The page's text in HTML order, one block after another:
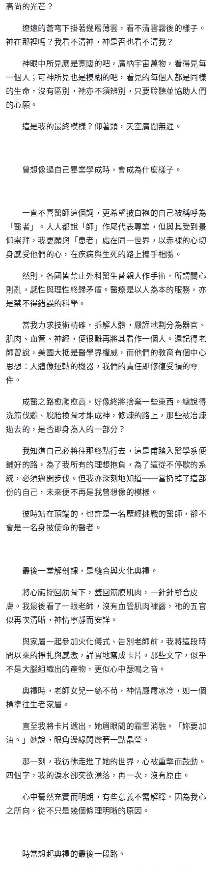
高尚的光芒？
遼遠的蒼穹下掛著幾層薄雲，看不清雲霧後的樣子。
神在那裡嗎？我看不清神，神是否也看不清我？
神眼中所見應是寬闊的吧，廣納宇宙萬物，看得見每
一個人；可神所見也是模糊的吧，看見的每個人都是同樣
的生命，沒有區別，祂亦不須辨別，只要聆聽並協助人們
的心願。
這是我的最終模樣？仰著頭，天空廣闊無涯。
曾想像過自己畢業學成時，會成為什麼樣子。
一直不喜醫師這個詞，更希望披白袍的自己被稱呼為
「醫者」。人人都說「師」作尾代表專業，但與其受到景
仰崇拜，我更願與「患者」處在同一世界，以赤裸的心切
身感受他們的心，在疾病與生死的路上攜手相隨。
然則，各國皆禁止外科醫生替親人作手術，所謂關心
則亂，感性與理性終歸矛盾。醫療是以人為本的服務，亦
是禁不得錯誤的科學。
當我力求技術精確，拆解人體，嚴謹地劃分為器官、
肌肉、血管、神經，便很難再將其看作一個人。還記得老
師曾說，美國大抵是醫學界權威，而他們的教育有個中心
思想：人體像運轉的機器，我們的責任即修復受損的零
件。
成醫之路愈爬愈高，好像終將捨棄一些東西。總說得
洗筋伐髓、脫胎換骨才能成神，修煉的路上，那些被冶煉
逝去的，是否即身為人的一部分？
我知道自己必將往那終點行去，這是甫踏入醫學系便
鋪好的路，為了我所有的理想抱負，為了這從不停歇的系
統，必須邁開步伐。但我亦深刻地知道──當扔掉了這部
份的自己，未來便不再是我曾想像的模樣。
彼時站在頂端的，也許是一名歷經挑戰的醫師，卻不
會是一名身披使命的醫者。
最後一堂解剖課，是縫合與火化典禮。
將心臟擺回肋骨下，蓋回筋膜肌肉，一針針縫合皮
膚。我最後看了一眼老師，沒有血管肌肉裸露，祂的五官
似再次清晰，神情寧靜而安詳。
與家屬一起參加火化儀式、告別老師前，我將這段時
間以來的掙扎與感激，詳實地寫成卡片。那些文字，似乎
不是大腦組織出的產物，更似心中瑟鳴之音。
典禮時，老師女兒一絲不苟，神情嚴肅冰冷，如一個
標準往生者家屬。
直至我將卡片遞出，她眉眼間的霜雪消融。「妳要加
油。」她說，眼角邊緣閃爍著一點晶瑩。
那一刻，我彷彿走進了她的世界，心被重擊而鼓動。
四個字，我的淚水卻突欲湧落，再一次，沒有原由。
心中驀然充實而明朗，有些意義不需解釋，因為我心
之所向，從不只是幾個條理明晰的原因。
時常想起典禮的最後一段路。